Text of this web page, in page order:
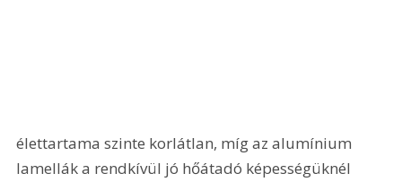
élettartama szinte korlátlan, míg az alumínium
lamellák a rendkívül jó hőátadó képességüknél